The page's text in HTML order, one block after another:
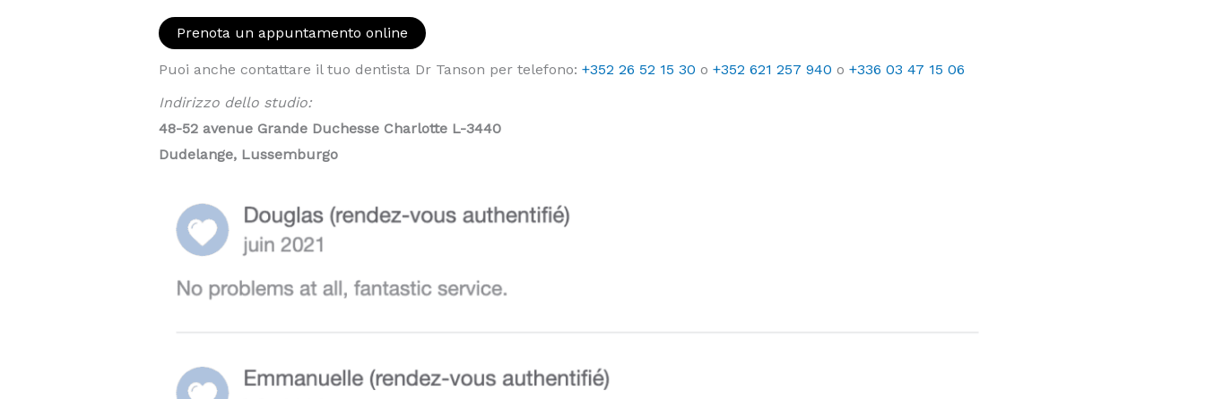
Prenota un appuntamento online
Puoi anche contattare il tuo dentista Dr Tanson per telefono: +352 26 52 15 30 o +352 621 257 940 o +336 03 47 15 06
Indirizzo dello studio:
48-52 avenue Grande Duchesse Charlotte L-3440
Dudelange, Lussemburgo